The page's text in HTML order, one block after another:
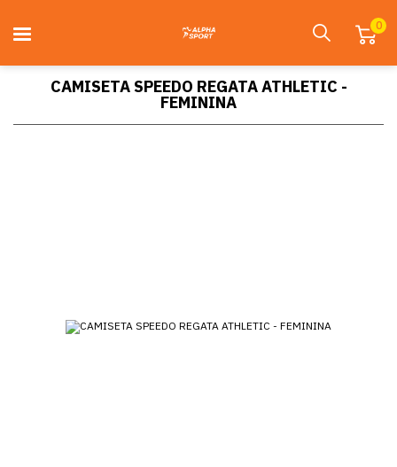
0
CAMISETA SPEEDO REGATA ATHLETIC -
FEMININA